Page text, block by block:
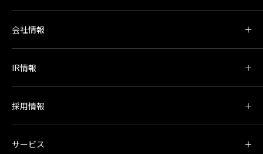
会社情報
IR情報
採用情報
サービス